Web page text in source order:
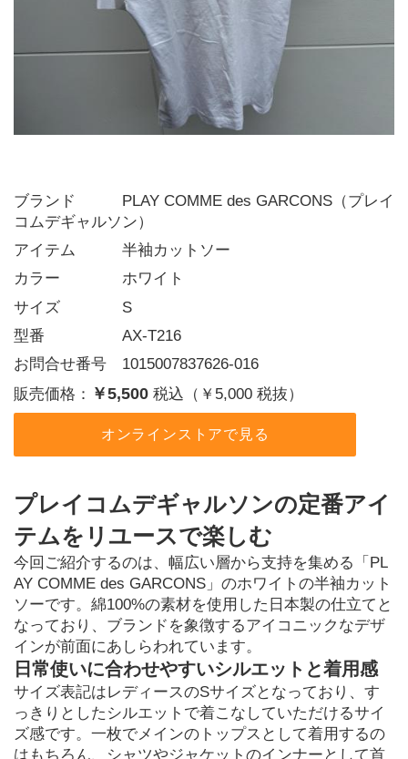
ブランド   PLAY COMME des GARCONS（プレイ
コムデギャルソン）
アイテム   半袖カットソー
カラー    ホワイト
サイズ    S
型番     AX-T216
お問合せ番号 1015007837626-016
販売価格： ￥5,500 税込（￥5,000 税抜）
オンラインストアで見る
プレイコムデギャルソンの定番アイ
テムをリユースで楽しむ
今回ご紹介するのは、幅広い層から支持を集める「PL
AY COMME des GARCONS」のホワイトの半袖カット
ソーです。綿100%の素材を使用した日本製の仕立てと
なっており、ブランドを象徴するアイコニックなデザ
インが前面にあしらわれています。
日常使いに合わせやすいシルエットと着用感
サイズ表記はレディースのSサイズとなっており、す
っきりとしたシルエットで着こなしていただけるサイ
ズ感です。一枚でメインのトップスとして着用するの
はもちろん、シャツやジャケットのインナーとして首